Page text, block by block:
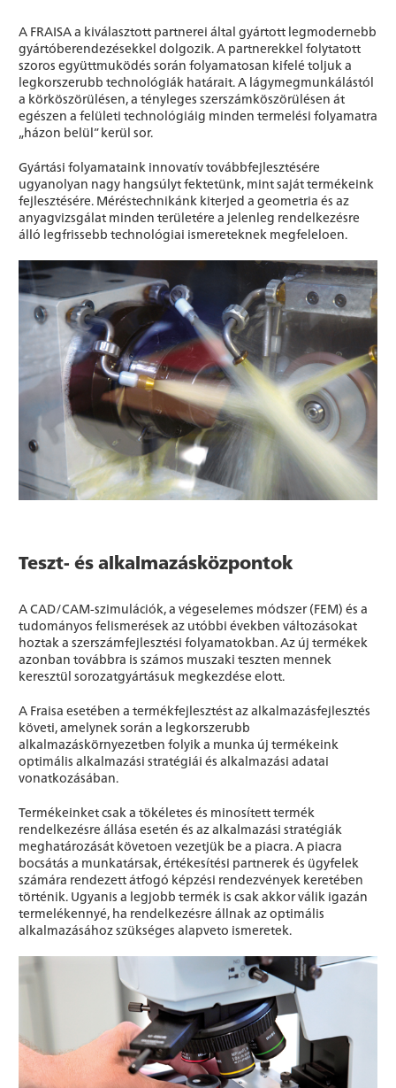
A FRAISA a kiválasztott partnerei által gyártott legmodernebb
gyártóberendezésekkel dolgozik. A partnerekkel folytatott
szoros együttmuködés során folyamatosan kifelé toljuk a
legkorszerubb technológiák határait. A lágymegmunkálástól
a körköszörülésen, a tényleges szerszámköszörülésen át
egészen a felületi technológiáig minden termelési folyamatra
„házon belül” kerül sor.
Gyártási folyamataink innovatív továbbfejlesztésére
ugyanolyan nagy hangsúlyt fektetünk, mint saját termékeink
fejlesztésére. Méréstechnikánk kiterjed a geometria és az
anyagvizsgálat minden területére a jelenleg rendelkezésre
álló legfrissebb technológiai ismereteknek megfeleloen.
Teszt- és alkalmazásközpontok
A CAD/CAM-szimulációk, a végeselemes módszer (FEM) és a
tudományos felismerések az utóbbi években változásokat
hoztak a szerszámfejlesztési folyamatokban. Az új termékek
azonban továbbra is számos muszaki teszten mennek
keresztül sorozatgyártásuk megkezdése elott.
A Fraisa esetében a termékfejlesztést az alkalmazásfejlesztés
követi, amelynek során a legkorszerubb
alkalmazáskörnyezetben folyik a munka új termékeink
optimális alkalmazási stratégiái és alkalmazási adatai
vonatkozásában.
Termékeinket csak a tökéletes és minosített termék
rendelkezésre állása esetén és az alkalmazási stratégiák
meghatározását követoen vezetjük be a piacra. A piacra
bocsátás a munkatársak, értékesítési partnerek és ügyfelek
számára rendezett átfogó képzési rendezvények keretében
történik. Ugyanis a legjobb termék is csak akkor válik igazán
termelékennyé, ha rendelkezésre állnak az optimális
alkalmazásához szükséges alapveto ismeretek.